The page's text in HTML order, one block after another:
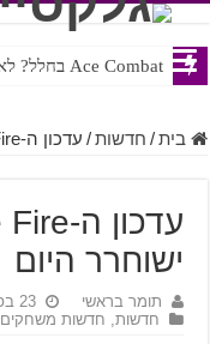
Ace Combat בחלל? לא, יותר מזה. ביקורת המשחק Chorus
Steven Universe והשירים שתורגמו בצורה נוראית לעברית
בית / חדשות / עדכון ה-Live Fire של Titanfall 2 ישוחרר היום
ישוחרר היום
תומר בראשי
23 בפברואר 2017
חדשות, חדשות משחקים